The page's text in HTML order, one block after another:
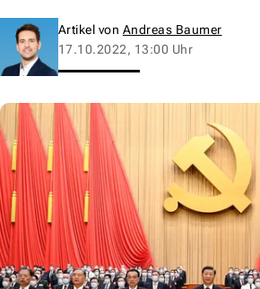
Artikel von Andreas Baumer
17.10.2022, 13:00 Uhr